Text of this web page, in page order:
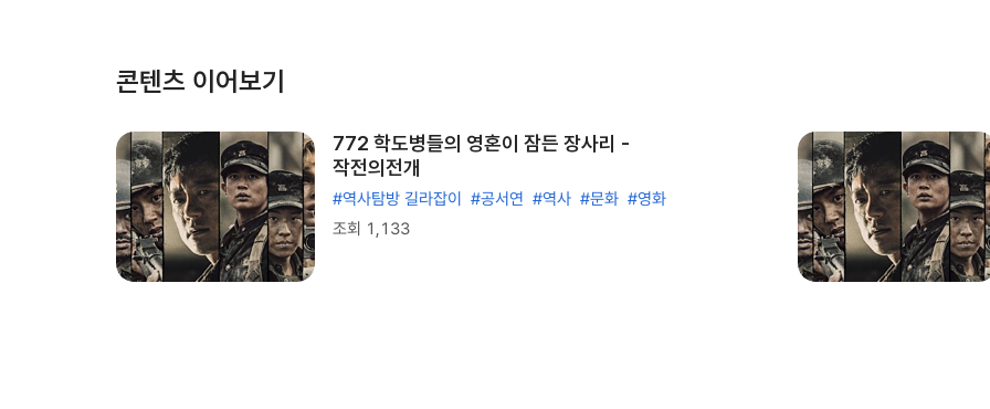
콘텐츠 이어보기
772 학도병들의 영혼이 잠든 장사리 -
작전의전개
#역사탐방 길라잡이 #공서연 #역사 #문화 #영화
조회 1,133